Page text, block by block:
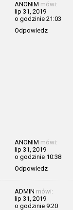
ANONIM mówi:
lip 31, 2019
o godzinie 21:03
Odpowiedz
ANONIM mówi:
lip 31, 2019
o godzinie 10:38
Odpowiedz
ADMIN mówi:
lip 31, 2019
o godzinie 9:20